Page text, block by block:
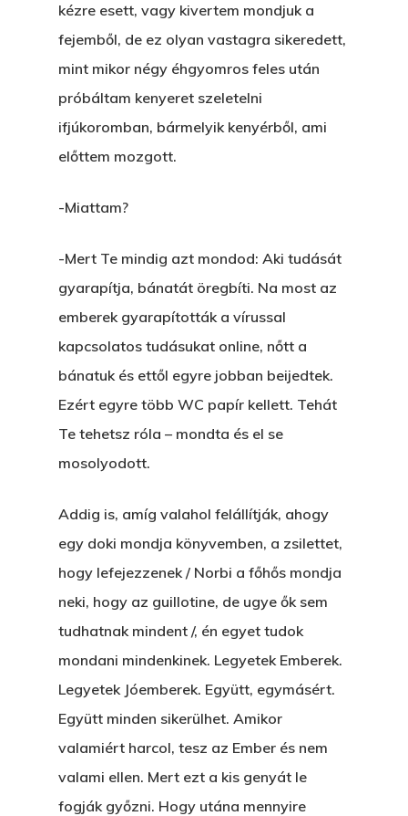
kézre esett, vagy kivertem mondjuk a
fejemből, de ez olyan vastagra sikeredett,
mint mikor négy éhgyomros feles után
próbáltam kenyeret szeletelni
ifjúkoromban, bármelyik kenyérből, ami
előttem mozgott.
-Miattam?
-Mert Te mindig azt mondod: Aki tudását
gyarapítja, bánatát öregbíti. Na most az
emberek gyarapították a vírussal
kapcsolatos tudásukat online, nőtt a
bánatuk és ettől egyre jobban beijedtek.
Ezért egyre több WC papír kellett. Tehát
Te tehetsz róla – mondta és el se
mosolyodott.
Addig is, amíg valahol felállítják, ahogy
egy doki mondja könyvemben, a zsilettet,
hogy lefejezzenek / Norbi a főhős mondja
neki, hogy az guillotine, de ugye ők sem
tudhatnak mindent /, én egyet tudok
mondani mindenkinek. Legyetek Emberek.
Legyetek Jóemberek. Együtt, egymásért.
Együtt minden sikerülhet. Amikor
valamiért harcol, tesz az Ember és nem
valami ellen. Mert ezt a kis genyát le
fogják győzni. Hogy utána mennyire